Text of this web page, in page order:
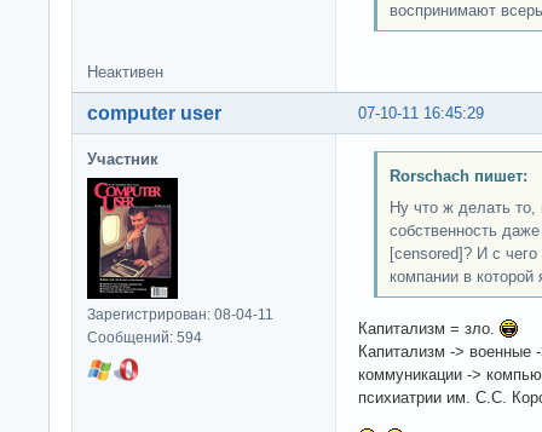
воспринимают
Неактивен
07-10-11 16:45:29
computer user
Участник
Зарегистрирован: 08-04-11
Сообщений: 594
Rorschach пишет:
Ну что ж делать то,
собственность
[censored]? И с
компании в которой
Капитализм = зло.
Капитализм ->
коммуникации ->
психиатрии им. С.С.